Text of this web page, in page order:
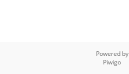
Powered by
Piwigo